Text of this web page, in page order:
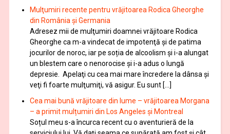
Mulţumiri recente pentru vrăjitoarea Rodica Gheorghe
din România și Germania
Adresez mii de mulţumiri doamnei vrăjitoare Rodica
Gheorghe ca m-a vindecat de impotenţă şi de patima
jocurilor de noroc, iar pe soția de alcoolism și i-a alungat
un blestem care o nenorocise și i-a adus o lungă
depresie. Apelaţi cu cea mai mare încredere la dânsa şi
veţi fi foarte mulţumiţi, vă asigur. Eu sunt […]
Cea mai bună vrăjitoare din lume – vrăjitoarea Morgana
– a primit mulțumiri din Los Angeles și Montreal
Soțul meu s-a încurca recent cu o aventurieră de la